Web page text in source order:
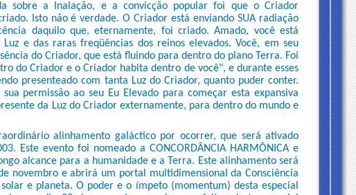
sobre a Inalação, e a convicção popular foi que o Criador
Isto não é verdade. O Criador está enviando SUA radiação
daquilo que, eternamente, foi criado. Amado, você está
e das raras freqüências dos reinos elevados. Você, em seu
do Criador, que está fluindo para dentro do plano Terra. Foi
do Criador e o Criador habita dentro de você", e durante esses
presenteado com tanta Luz do Criador, quanto puder conter.
permissão ao seu Eu Elevado para começar esta expansiva
da Luz do Criador externamente, para dentro do mundo e
alinhamento galáctico por ocorrer, que será ativado
Este evento foi nomeado a CONCORDÂNCIA HARMÔNICA e
alcance para a humanidade e a Terra. Este alinhamento será
novembro e abrirá um portal multidimensional da Consciência
e planeta. O poder e o ímpeto (momentum) desta especial